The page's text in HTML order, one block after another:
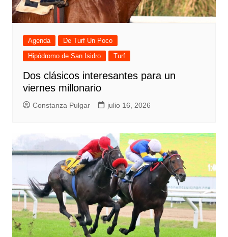
Agenda
De Turf Un Poco
Hipódromo de San Isidro
Turf
Dos clásicos interesantes para un
viernes millonario
Constanza Pulgar julio 16, 2026